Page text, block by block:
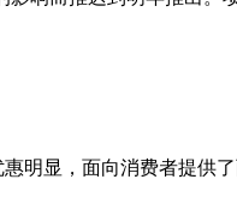
明显，面向消费者提供